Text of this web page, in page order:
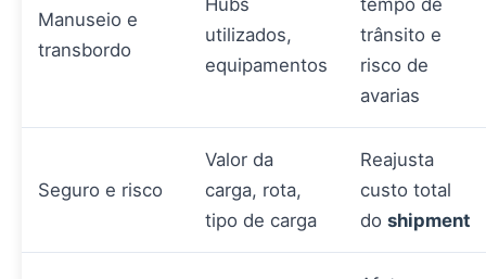
Manuseio e
transbordo
Hubs
utilizados,
equipamentos
tempo de
trânsito e
risco de
avarias
Seguro e risco
Valor da
carga, rota,
tipo de carga
Reajusta
custo total
do shipment